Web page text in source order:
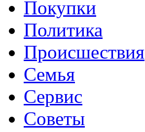
Покупки
Политика
Происшествия
Семья
Сервис
Советы